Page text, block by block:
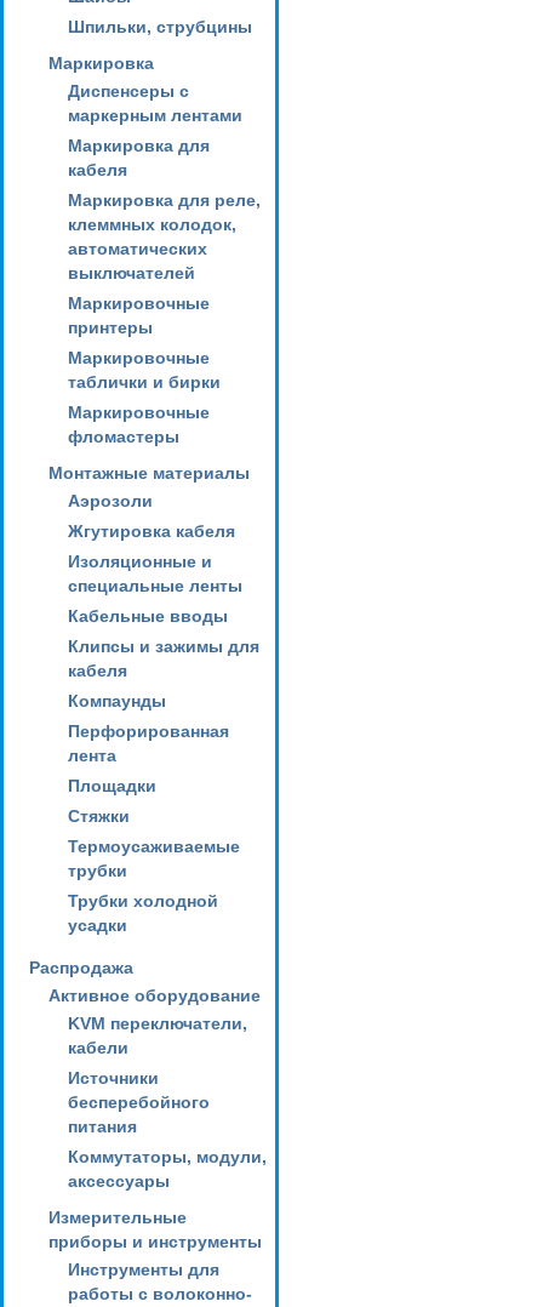
Шпильки, струбцины
Маркировка
Диспенсеры с
маркерным лентами
Маркировка для
кабеля
Маркировка для реле,
клеммных колодок,
автоматических
выключателей
Маркировочные
принтеры
Маркировочные
таблички и бирки
Маркировочные
фломастеры
Монтажные материалы
Аэрозоли
Жгутировка кабеля
Изоляционные и
специальные ленты
Кабельные вводы
Клипсы и зажимы для
кабеля
Компаунды
Перфорированная
лента
Площадки
Стяжки
Термоусаживаемые
трубки
Трубки холодной
усадки
Распродажа
Активное оборудование
KVM переключатели,
кабели
Источники
бесперебойного
питания
Коммутаторы, модули,
аксессуары
Измерительные
приборы и инструменты
Инструменты для
работы с волоконно-